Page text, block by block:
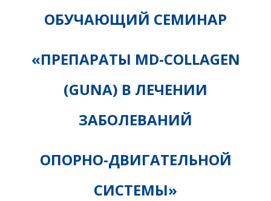
ОБУЧАЮЩИЙ СЕМИНАР
«ПРЕПАРАТЫ MD-COLLAGEN
(GUNA) В ЛЕЧЕНИИ
ЗАБОЛЕВАНИЙ
ОПОРНО-ДВИГАТЕЛЬНОЙ
СИСТЕМЫ»